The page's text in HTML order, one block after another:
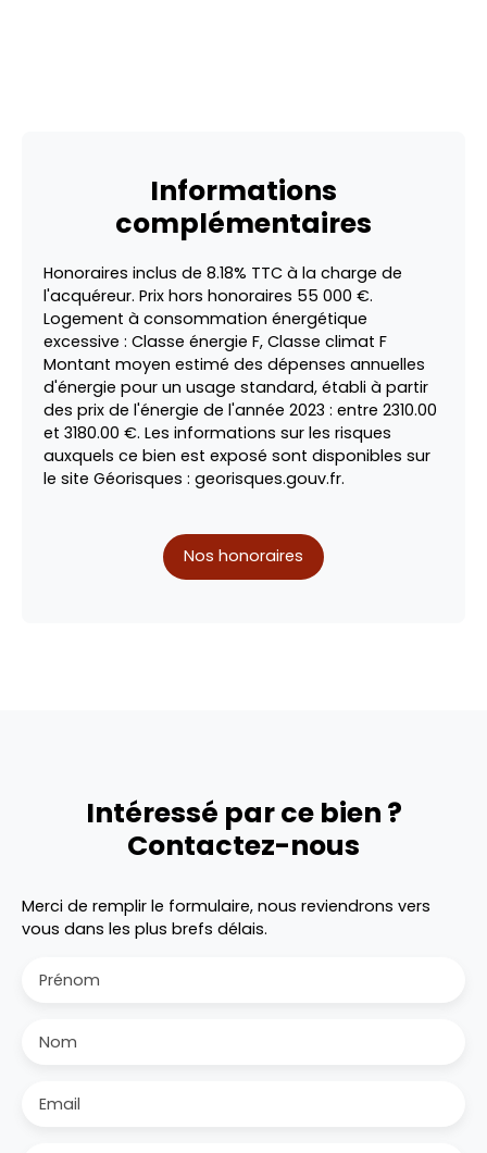
Informations
complémentaires
Honoraires inclus de 8.18% TTC à la charge de
l'acquéreur. Prix hors honoraires 55 000 €.
Logement à consommation énergétique
excessive : Classe énergie F, Classe climat F
Montant moyen estimé des dépenses annuelles
d'énergie pour un usage standard, établi à partir
des prix de l'énergie de l'année 2023 : entre 2310.00
et 3180.00 €. Les informations sur les risques
auxquels ce bien est exposé sont disponibles sur
le site Géorisques : georisques.gouv.fr.
Nos honoraires
Intéressé par ce bien ?
Contactez-nous
Merci de remplir le formulaire, nous reviendrons vers
vous dans les plus brefs délais.
Prénom
Nom
Email